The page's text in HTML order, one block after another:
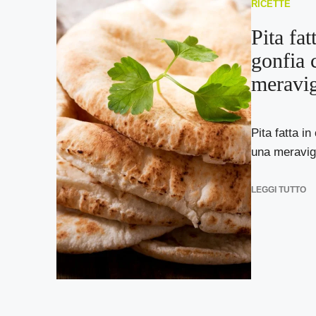
RICETTE
Pita
gonfia
Pita fatta in
una
LEGGI TUTTO